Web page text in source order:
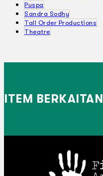
Puspa
Sandra Sodhy
Tall Order Productions
Theatre
ITEM BERKAITAN